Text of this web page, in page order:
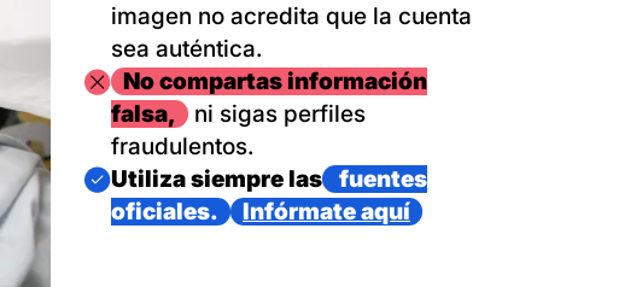
imagen no acredita que la cuenta
sea auténtica.
ImagenNo compartas información
falsa,
ni sigas perfiles
fraudulentos.
Imagen
Utiliza siempre las
fuentes
oficiales.
Infórmate aquí